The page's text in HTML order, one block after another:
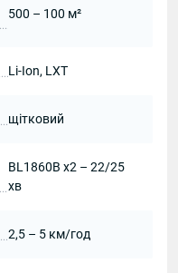
500 – 100 м²
Li-Ion, LXT
щітковий
BL1860B х2 – 22/25
хв
2,5 – 5 км/год